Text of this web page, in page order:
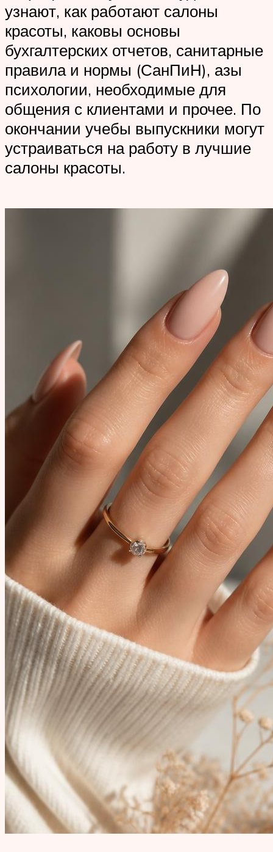
узнают, как работают салоны
красоты, каковы основы
бухгалтерских отчетов, санитарные
правила и нормы (СанПиН), азы
психологии, необходимые для
общения с клиентами и прочее. По
окончании учебы выпускники могут
устраиваться на работу в лучшие
салоны красоты.